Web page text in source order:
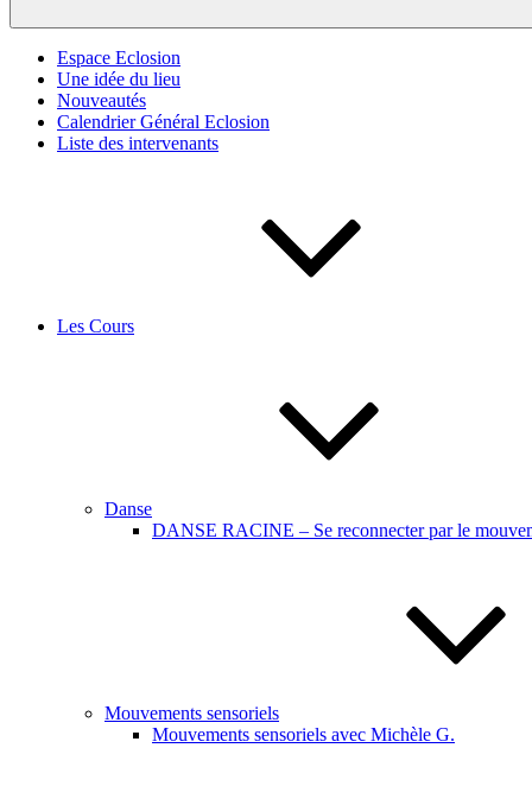
Espace Eclosion
Une idée du lieu
Nouveautés
Calendrier Général Eclosion
Liste des intervenants
Les Cours
Danse
DANSE RACINE – Se reconnecter par le
Mouvements sensoriels
Mouvements sensoriels avec Michèle G.